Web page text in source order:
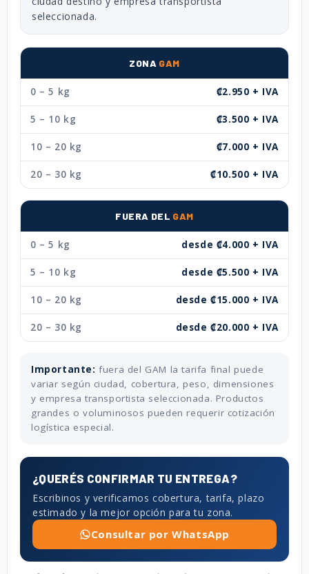
seleccionada.
ZONA GAM
0 – 5 kg ₡2.950 + IVA
5 – 10 kg ₡3.500 + IVA
10 – 20 kg ₡7.000 + IVA
20 – 30 kg ₡10.500 + IVA
FUERA DEL GAM
0 – 5 kg desde ₡4.000 + IVA
5 – 10 kg desde ₡5.500 + IVA
10 – 20 kg desde ₡15.000 + IVA
20 – 30 kg desde ₡20.000 + IVA
Importante: fuera del GAM la tarifa final puede
variar según ciudad, cobertura, peso, dimensiones
y empresa transportista seleccionada. Productos
grandes o voluminosos pueden requerir cotización
logística especial.
¿QUERÉS CONFIRMAR TU ENTREGA?
Escribinos y verificamos cobertura, tarifa, plazo
estimado y la mejor opción para tu zona.
Consultar por WhatsApp